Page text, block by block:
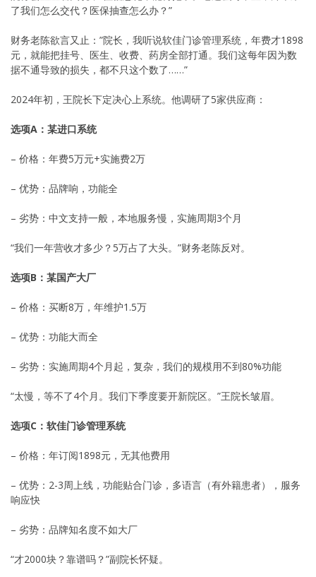
了我们怎么交代？医保抽查怎么办？”
财务老陈欲言又止：”院长，我听说软佳门诊管理系统，年费才1898
元，就能把挂号、医生、收费、药房全部打通。我们这每年因为数
据不通导致的损失，都不只这个数了……”
2024年初，王院长下定决心上系统。他调研了5家供应商：
选项A：某进口系统
– 价格：年费5万元+实施费2万
– 优势：品牌响，功能全
– 劣势：中文支持一般，本地服务慢，实施周期3个月
“我们一年营收才多少？5万占了大头。”财务老陈反对。
选项B：某国产大厂
– 价格：买断8万，年维护1.5万
– 优势：功能大而全
– 劣势：实施周期4个月起，复杂，我们的规模用不到80%功能
“太慢，等不了4个月。我们下季度要开新院区。”王院长皱眉。
选项C：软佳门诊管理系统
– 价格：年订阅1898元，无其他费用
– 优势：2-3周上线，功能贴合门诊，多语言（有外籍患者），服务
响应快
– 劣势：品牌知名度不如大厂
“才2000块？靠谱吗？”副院长怀疑。